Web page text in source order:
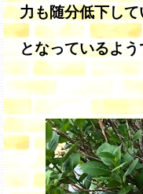
力も随分低下し
となっているよう